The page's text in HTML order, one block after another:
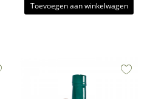
Toevoegen aan winkelwagen